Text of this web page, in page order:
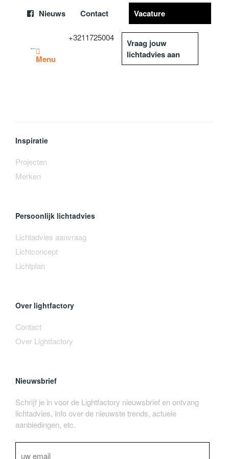
Nieuws Contact Vacature
Menu
+3211725004
Vraag jouw
lichtadvies aan
Inspiratie
Projecten
Merken
Persoonlijk lichtadvies
Lichtadvies aanvraag
Lichtconcept
Lichtplan
Over lightfactory
Contact
Over Lightfactory
Nieuwsbrief
Schrijf je in voor de Lightfactory nieuwsbrief en ontvang
lichtadvies, info over de nieuwste trends, actuele
aanbiedingen, etc.